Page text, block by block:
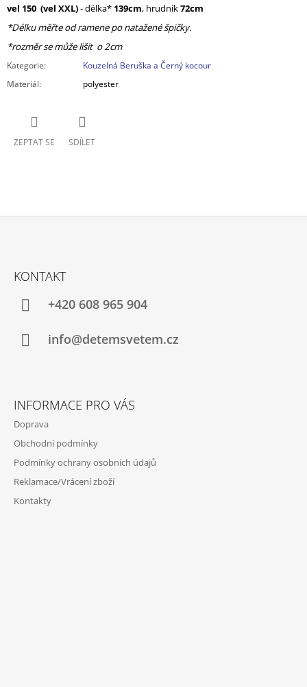
vel 150 (vel XXL)- délka* 139cm, hrudník72cm
*Délku měřte od ramene po natažené špičky.
*rozměr se může lišit o 2cm
Kategorie:
Kouzelná Beruška a Černý kocour
Materiál: polyester
ZEPTAT SE SDÍLET
KONTAKT
+420 608 965 904
info@detemsvetem.cz
INFORMACE PRO VÁS
Doprava
Obchodní podmínky
Podmínky ochrany osobních údajů
Reklamace/Vrácení zboží
Kontakty